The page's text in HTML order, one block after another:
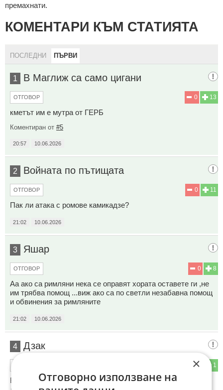
премахнати.
КОМЕНТАРИ КЪМ СТАТИЯТА
ПОСЛЕДНИ ПЪРВИ
1 В Маглиж са само цигани
13
0
ОТГОВОР
кметът им е мутра от ГЕРБ
Коментиран от #5
20:57 10.06.2026
2 Войната по пътищата
11
0
ОТГОВОР
Пак ли атака с ромове камикадзе?
21:02 10.06.2026
3 Яшар
8
0
ОТГОВОР
Aa ако са римляни нека се оправят хората оставете ги ,не
им трябва помощ ...виж ако са по светли незабавна помощ
и обвинения за римляните
21:02 10.06.2026
4 Дзак
1
1
Вароятно между Черганово и Казанлък! Дано хората да са
×
Отговорно използване на